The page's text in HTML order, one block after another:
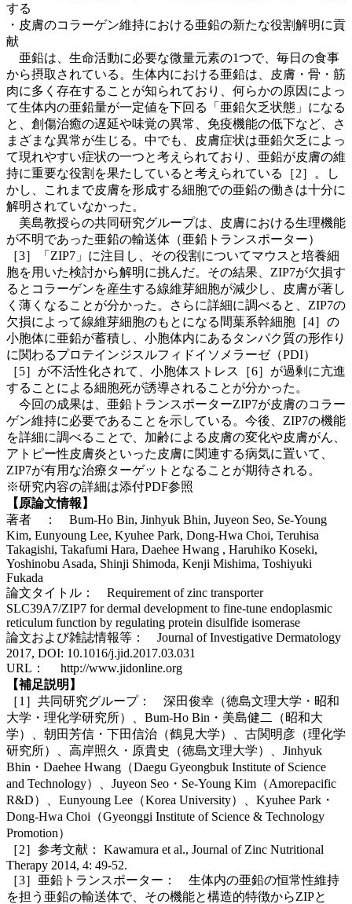
する
・皮膚のコラーゲン維持における亜鉛の新たな役割解明に貢
献
亜鉛は、生命活動に必要な微量元素の1つで、毎日の食事
から摂取されている。生体内における亜鉛は、皮膚・骨・筋
肉に多く存在することが知られており、何らかの原因によっ
て生体内の亜鉛量が一定値を下回る「亜鉛欠乏状態」になる
と、創傷治癒の遅延や味覚の異常、免疫機能の低下など、さ
まざまな異常が生じる。中でも、皮膚症状は亜鉛欠乏によっ
て現れやすい症状の一つと考えられており、亜鉛が皮膚の維
持に重要な役割を果たしていると考えられている［2］。し
かし、これまで皮膚を形成する細胞での亜鉛の働きは十分に
解明されていなかった。
美島教授らの共同研究グループは、皮膚における生理機能
が不明であった亜鉛の輸送体（亜鉛トランスポーター）
［3］「ZIP7」に注目し、その役割についてマウスと培養細
胞を用いた検討から解明に挑んだ。その結果、ZIP7が欠損す
るとコラーゲンを産生する線維芽細胞が減少し、皮膚が著し
く薄くなることが分かった。さらに詳細に調べると、ZIP7の
欠損によって線維芽細胞のもとになる間葉系幹細胞［4］の
小胞体に亜鉛が蓄積し、小胞体内にあるタンパク質の形作り
に関わるプロテインジスルフィドイソメラーゼ（PDI）
［5］が不活性化されて、小胞体ストレス［6］が過剰に亢進
することによる細胞死が誘導されることが分かった。
今回の成果は、亜鉛トランスポーターZIP7が皮膚のコラー
ゲン維持に必要であることを示している。今後、ZIP7の機能
を詳細に調べることで、加齢による皮膚の変化や皮膚がん、
アトピー性皮膚炎といった皮膚に関連する病気に置いて、
ZIP7が有用な治療ターゲットとなることが期待される。
※研究内容の詳細は添付PDF参照
【原論文情報】
著者 ： Bum-Ho Bin, Jinhyuk Bhin, Juyeon Seo, Se-Young
Kim, Eunyoung Lee, Kyuhee Park, Dong-Hwa Choi, Teruhisa
Takagishi, Takafumi Hara, Daehee Hwang , Haruhiko Koseki,
Yoshinobu Asada, Shinji Shimoda, Kenji Mishima, Toshiyuki
Fukada
論文タイトル： Requirement of zinc transporter
SLC39A7/ZIP7 for dermal development to fine-tune endoplasmic
reticulum function by regulating protein disulfide isomerase
論文および雑誌情報等： Journal of Investigative Dermatology
2017, DOI: 10.1016/j.jid.2017.03.031
URL： http://www.jidonline.org
【補足説明】
［1］共同研究グループ： 深田俊幸（徳島文理大学・昭和
大学・理化学研究所）、Bum-Ho Bin・美島健二（昭和大
学）、朝田芳信・下田信治（鶴見大学）、古関明彦（理化学
研究所）、高岸照久・原貴史（徳島文理大学）、Jinhyuk
Bhin・Daehee Hwang（Daegu Gyeongbuk Institute of Science
and Technology）、Juyeon Seo・Se-Young Kim（Amorepacific
R&D）、Eunyoung Lee（Korea University）、Kyuhee Park・
Dong-Hwa Choi（Gyeonggi Institute of Science & Technology
Promotion）
［2］参考文献： Kawamura et al., Journal of Zinc Nutritional
Therapy 2014, 4: 49-52.
［3］亜鉛トランスポーター： 生体内の亜鉛の恒常性維持
を担う亜鉛の輸送体で、その機能と構造的特徴からZIPと